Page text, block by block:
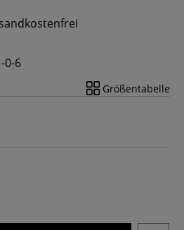
0-6
Größentabelle